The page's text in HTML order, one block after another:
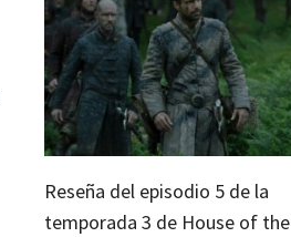
Reseña del episodio 5 de la
temporada 3 de House of the